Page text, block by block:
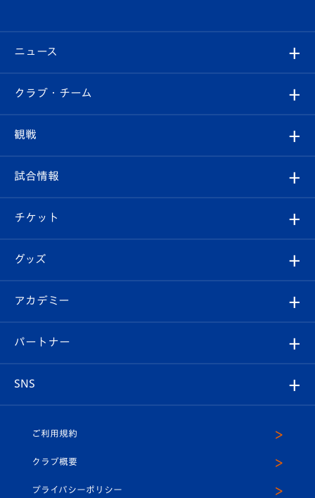
ニュース
すべて
クラブ
試合情報
チケット
イベント
メディア
ホームタウン
クラブ・チーム
クラブ概要
エンブレム紹介
スタッフプロフィール
マスコット紹介
観戦
観戦ルール
はじめての観戦ガイド
Revive Team
ヴィヴィくんの長崎おもてなしガイド
試合情報
試合日程/結果
フォトギャラリー
スタジアムグルメ
チケット
チケット
V-LOVERS（ファンクラブ）
プレイヤーズスイート
グッズ
オンラインショップ
店舗情報
アカデミー
育成からのお知らせ
U-18
パートナー
SNS
ヴィヴィくんインスタグラム
公式LINE＠
ご利用規約
クラブ概要
プライバシーポリシー